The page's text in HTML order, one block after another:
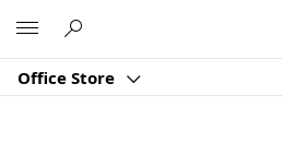
Office Store